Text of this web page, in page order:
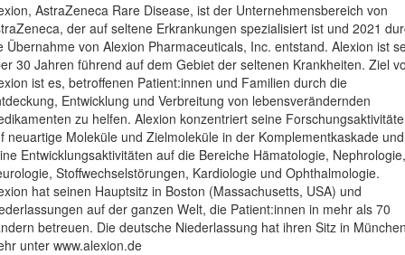
AstraZeneca Rare Disease, ist der Unternehmensbereich von
der auf seltene Erkrankungen spezialisiert ist und 2021
Übernahme von Alexion Pharmaceuticals, Inc. entstand. Alexion ist
30 Jahren führend auf dem Gebiet der seltenen Krankheiten. Ziel
ist es, betroffenen Patient:innen und Familien durch die
Entwicklung und Verbreitung von lebensverändernden
zu helfen. Alexion konzentriert seine
neuartige Moleküle und Zielmoleküle in der Komplementkaskade und
Entwicklungsaktivitäten auf die Bereiche Hämatologie, Nephrologie,
Stoffwechselstörungen, Kardiologie und Ophthalmologie.
hat seinen Hauptsitz in Boston (Massachusetts, USA) und
auf der ganzen Welt, die Patient:innen in mehr als 70
betreuen. Die deutsche Niederlassung hat ihren Sitz in
unter www.alexion.de